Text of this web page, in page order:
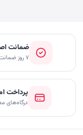
ضمانت
۷ روز ضمانت بازگشت
پرداخت
درگاه‌های